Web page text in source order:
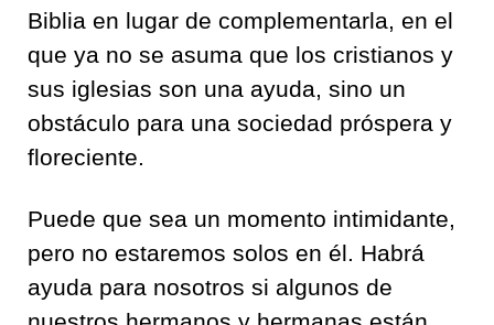
Biblia en lugar de complementarla, en el
que ya no se asuma que los cristianos y
sus iglesias son una ayuda, sino un
obstáculo para una sociedad próspera y
floreciente.
Puede que sea un momento intimidante,
pero no estaremos solos en él. Habrá
ayuda para nosotros si algunos de